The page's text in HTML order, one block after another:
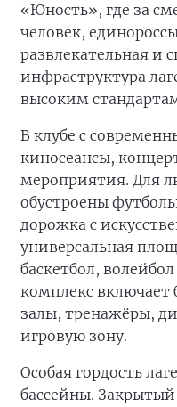
«Юность», где за
человек,
развлекательная и
инфраструктура
высоким
В клубе с
киносеансы,
мероприятия. Для
обустроены
дорожка с
универсальная
баскетбол,
комплекс
залы, тренажёры,
игровую зону.
Особая гордость
бассейны. Закрытый